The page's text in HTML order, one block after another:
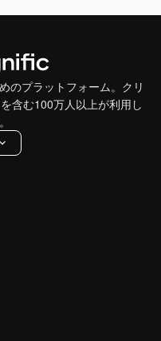
のプラットフォーム。クリ
含む100万人以上が利用し